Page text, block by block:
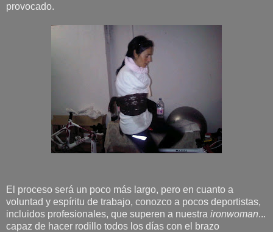
provocado.
El proceso será un poco más largo, pero en cuanto a
voluntad y espíritu de trabajo, conozco a pocos deportistas,
incluidos profesionales, que superen a nuestra ironwoman...
capaz de hacer rodillo todos los días con el brazo